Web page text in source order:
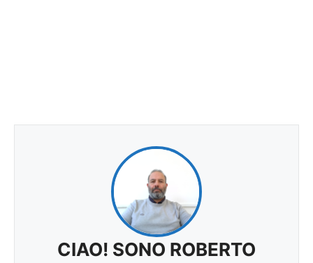
CIAO! SONO ROBERTO